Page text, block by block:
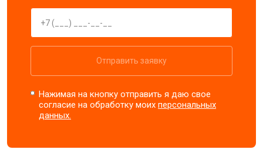
Отправить заявку
Нажимая на кнопку отправить я даю свое
согласие на обработку моихперсональных
данных.